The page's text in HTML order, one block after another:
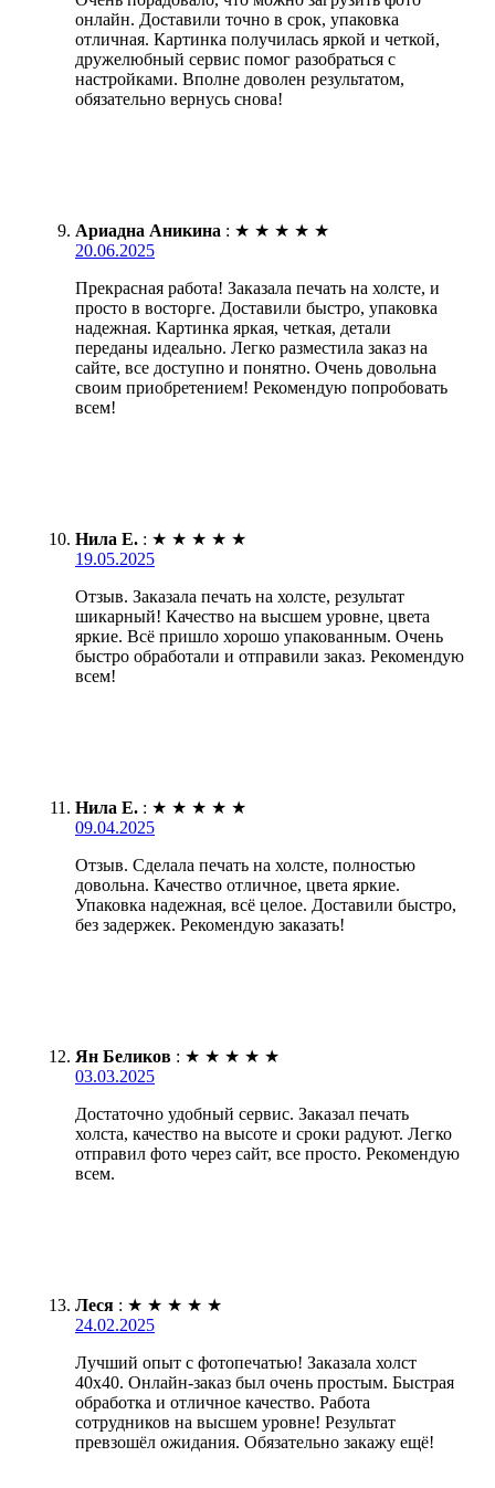
онлайн. Доставили точно в срок, упаковка
отличная. Картинка получилась яркой и четкой,
дружелюбный сервис помог разобраться с
настройками. Вполне доволен результатом,
обязательно вернусь снова!
Ариадна Аникина : ★ ★ ★ ★ ★
20.06.2025
Прекрасная работа! Заказала печать на холсте, и
просто в восторге. Доставили быстро, упаковка
надежная. Картинка яркая, четкая, детали
переданы идеально. Легко разместила заказ на
сайте, все доступно и понятно. Очень довольна
своим приобретением! Рекомендую попробовать
всем!
Нила Е. : ★ ★ ★ ★ ★
19.05.2025
Отзыв. Заказала печать на холсте, результат
шикарный! Качество на высшем уровне, цвета
яркие. Всё пришло хорошо упакованным. Очень
быстро обработали и отправили заказ. Рекомендую
всем!
Нила Е. : ★ ★ ★ ★ ★
09.04.2025
Отзыв. Сделала печать на холсте, полностью
довольна. Качество отличное, цвета яркие.
Упаковка надежная, всё целое. Доставили быстро,
без задержек. Рекомендую заказать!
Ян Беликов : ★ ★ ★ ★ ★
03.03.2025
Достаточно удобный сервис. Заказал печать
холста, качество на высоте и сроки радуют. Легко
отправил фото через сайт, все просто. Рекомендую
всем.
Леся : ★ ★ ★ ★ ★
24.02.2025
Лучший опыт с фотопечатью! Заказала холст
40х40. Онлайн-заказ был очень простым. Быстрая
обработка и отличное качество. Работа
сотрудников на высшем уровне! Результат
превзошёл ожидания. Обязательно закажу ещё!